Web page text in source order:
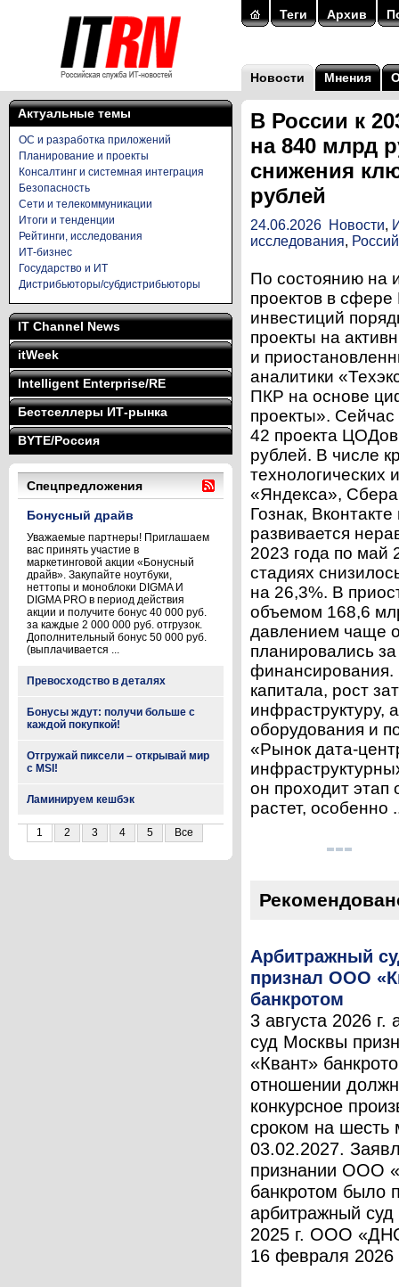
Теги Архив
Новости Мнения
Актуальные темы
ОС и разработка приложений
Планирование и проекты
Консалтинг и системная интеграция
Безопасность
Сети и телекоммуникации
Итоги и тенденции
Рейтинги, исследования
ИТ-бизнес
Государство и ИТ
Дистрибьюторы/субдистрибьюторы
IT Channel News
itWeek
Intelligent Enterprise/RE
Бестселлеры ИТ-рынка
BYTE/Россия
Спецпредложения
Бонусный драйв
Уважаемые партнеры! Приглашаем
вас принять участие в
маркетинговой акции «Бонусный
драйв». Закупайте ноутбуки,
неттопы и моноблоки DIGMA И
DIGMA PRO в период действия
акции и получите бонус 40 000 руб.
за каждые 2 000 000 руб. отгрузок.
Дополнительный бонус 50 000 руб.
(выплачивается ...
Превосходство в деталях
Бонусы ждут: получи больше с
каждой покупкой!
Отгружай пиксели – открывай мир
с MSI!
Ламинируем кешбэк
1 2 3 4 5 Все
В России к
на 840 млрд
снижения
рублей
24.06.2026 Новости,
исследования,
По состоянию на
проектов в
инвестиций
проекты на
и
аналитики
ПКР на основе
проекты». Сейчас
42 проекта
рублей. В числе
технологических
«Яндекса»,
Гознак,
развивается
2023 года по май
стадиях
на 26,3%. В
объемом 168,6
давлением чаще
планировались
финансирования.
капитала, рост
инфраструктуру,
оборудования и
«Рынок дата-
он проходит
растет, особенно
Арбитражный
признал ООО
банкротом
3 августа 2026 г.
суд Москвы
«Квант»
отношении
конкурсное
сроком на шесть
03.02.2027.
признании ООО
банкротом было
арбитражный
2025 г. ООО
16 февраля 2026